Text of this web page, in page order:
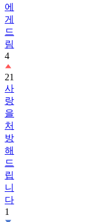
에
게
드
림
4
21
사
랑
을
처
방
해
드
립
니
다
1